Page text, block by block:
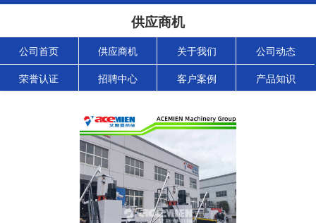
供应商机
公司首页 供应商机 关于我们 公司动态
荣誉认证 招聘中心 客户案例 产品知识